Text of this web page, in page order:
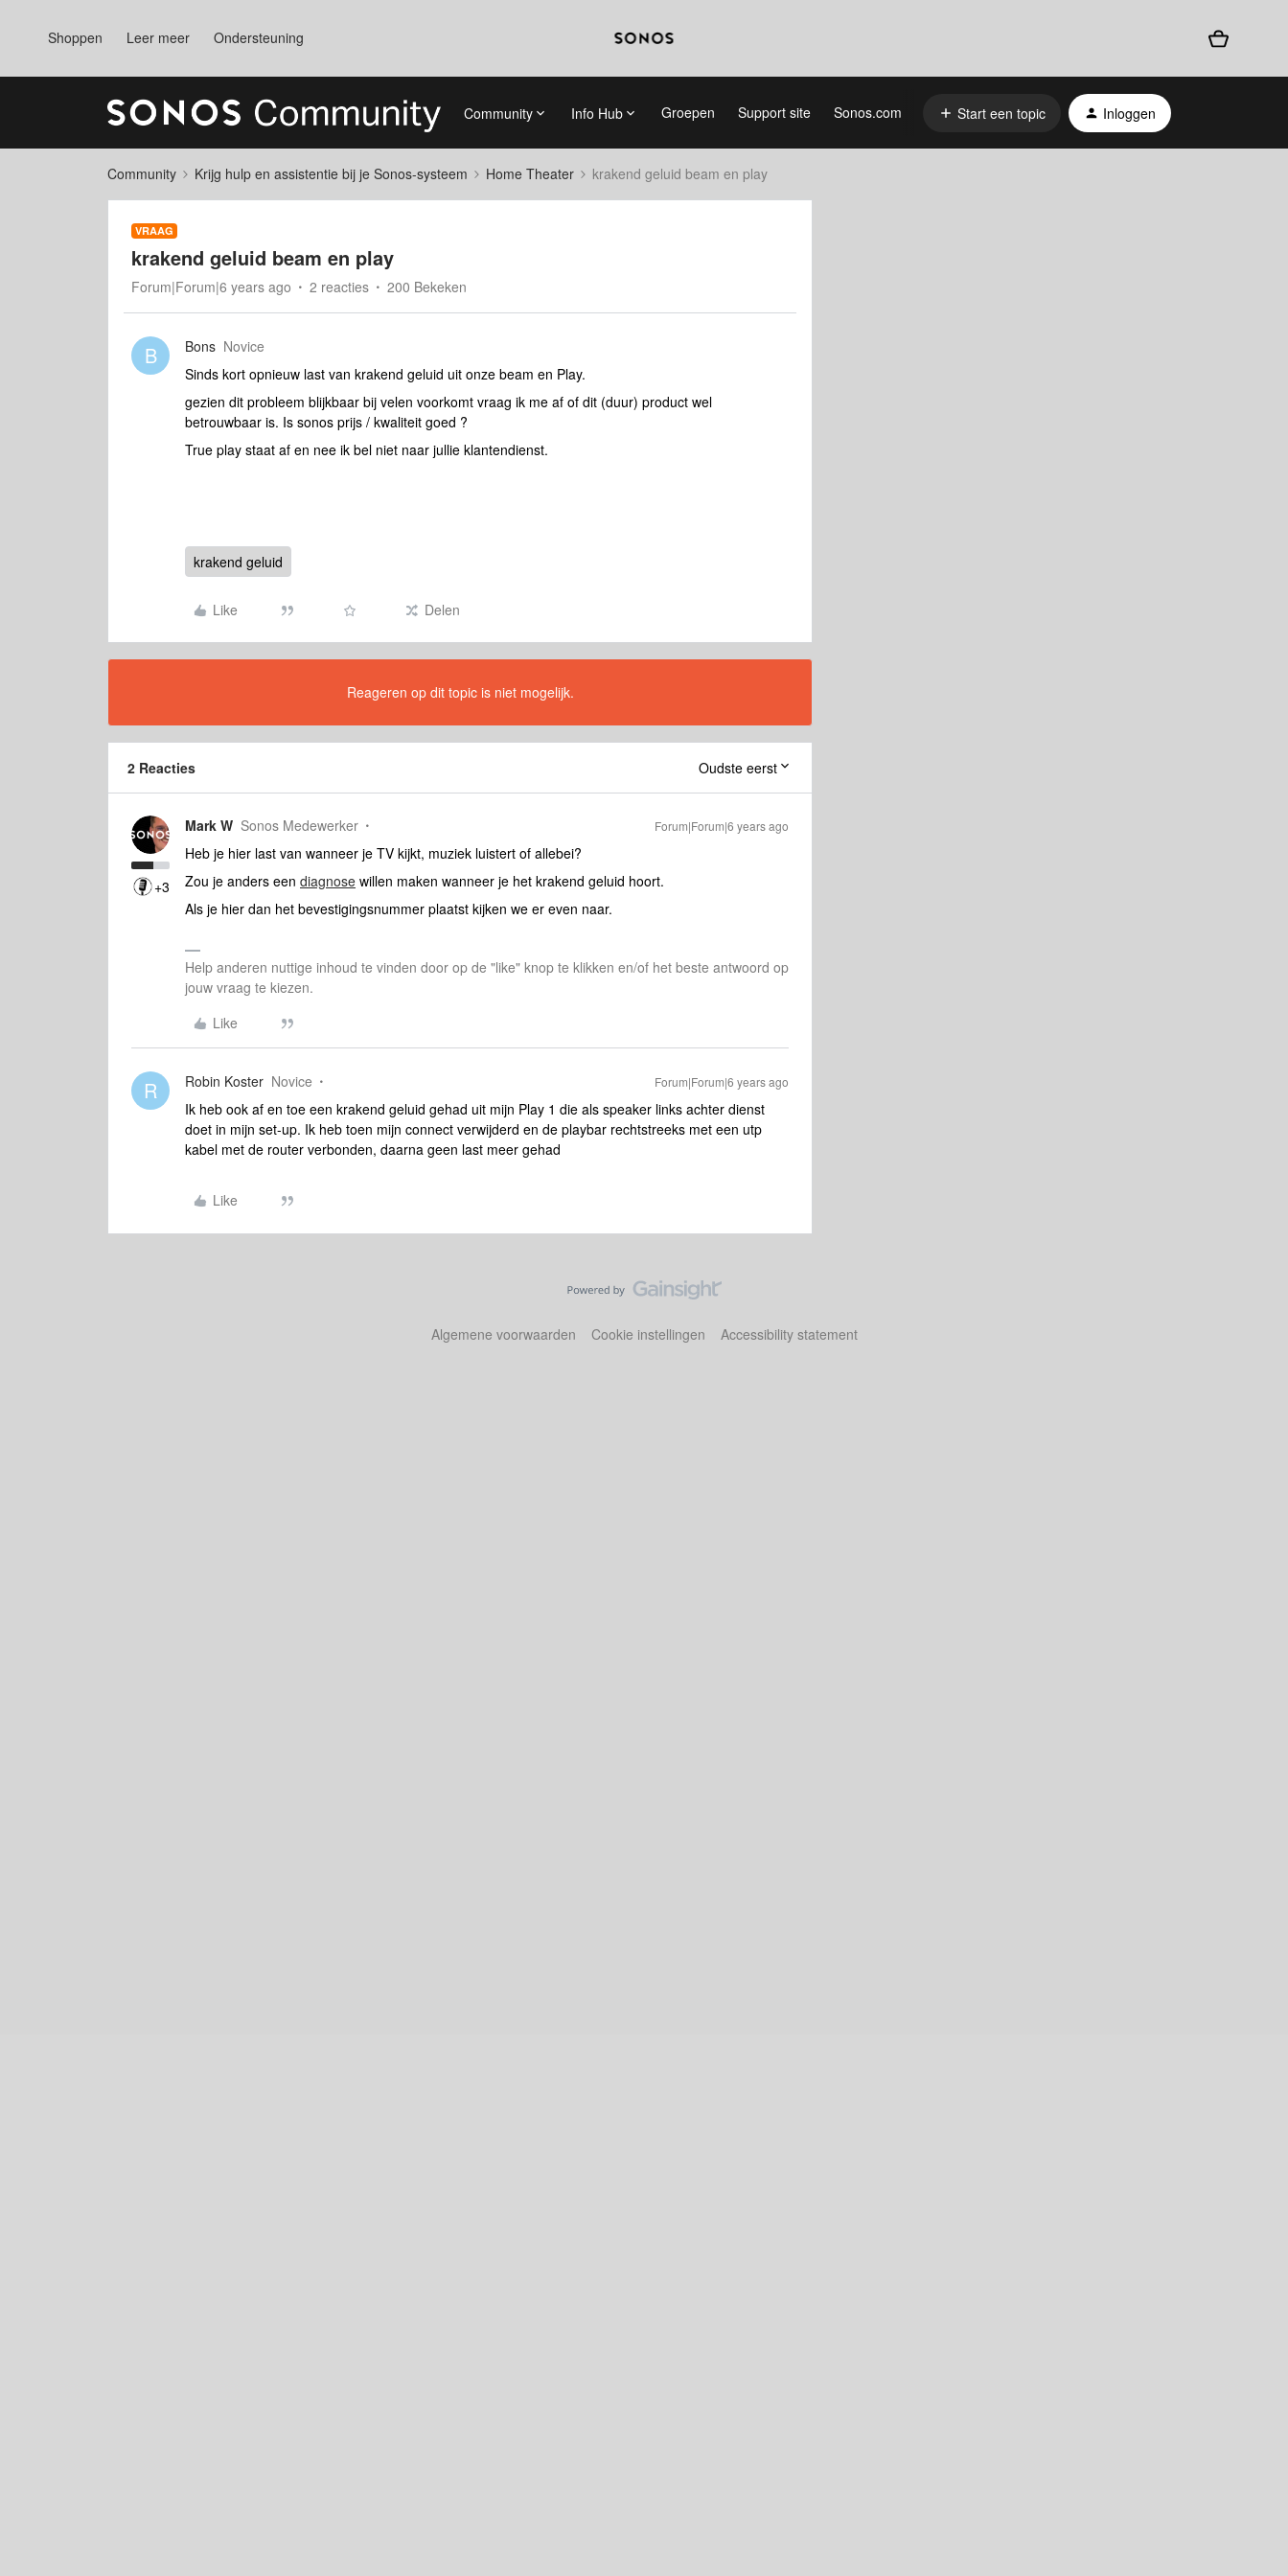
Shoppen Leer meer Ondersteuning
Community Info Hub Groepen Support site Sonos.com Start een topic Inloggen
Community Krijg hulp en assistentie bij je Sonos-systeem Home Theater krakend geluid beam en play
VRAAG
krakend geluid beam en play
Forum|Forum|6 years ago 2 reacties 200 Bekeken
B Bons Novice
Sinds kort opnieuw last van krakend geluid uit onze beam en Play.
gezien dit probleem blijkbaar bij velen voorkomt vraag ik me af of dit (duur) product wel
betrouwbaar is. Is sonos prijs / kwaliteit goed ?
True play staat af en nee ik bel niet naar jullie klantendienst.
krakend geluid
Like Delen
Reageren op dit topic is niet mogelijk.
2 Reacties Oudste eerst
+3
Mark W Sonos Medewerker Forum|Forum|6 years ago
Heb je hier last van wanneer je TV kijkt, muziek luistert of allebei?
Zou je anders een diagnose willen maken wanneer je het krakend geluid hoort.
Als je hier dan het bevestigingsnummer plaatst kijken we er even naar.
Help anderen nuttige inhoud te vinden door op de "like" knop te klikken en/of het beste antwoord op
jouw vraag te kiezen.
Like
R Robin Koster Novice Forum|Forum|6 years ago
Ik heb ook af en toe een krakend geluid gehad uit mijn Play 1 die als speaker links achter dienst
doet in mijn set-up. Ik heb toen mijn connect verwijderd en de playbar rechtstreeks met een utp
kabel met de router verbonden, daarna geen last meer gehad
Like
Algemene voorwaarden Cookie instellingen Accessibility statement